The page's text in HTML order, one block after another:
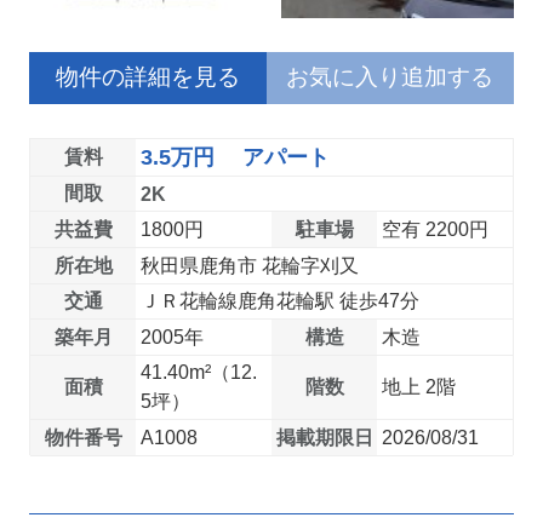
物件の詳細を見る お気に入り追加する
賃料 3.5万円 アパート
間取
2K
共益費
1800円 駐車場
空有 2200円
所在地
秋田県鹿角市 花輪字刈又
交通
ＪＲ花輪線鹿角花輪駅 徒歩47分
築年月
2005年 構造 木造
面積
41.40m²（12.
5坪）
階数 地上 2階
物件番号 A1008 掲載期限日 2026/08/31